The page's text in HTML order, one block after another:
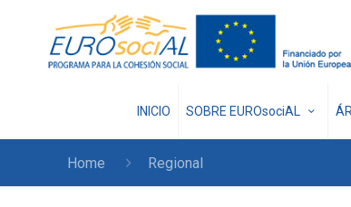
INICIO SOBRE EUROsociAL
Home Regional